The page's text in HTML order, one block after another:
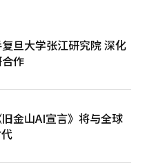
。个人投资者净买入152
上涨约1%，EcoPro上
Robotics上涨约
“今天
表股价在盘后下跌的情况
体股票的强劲表现，预计将继
、NH投资证券、KB金融等
化行情。”※ 本报道经人工
涨4.08%，报1836000韩
2.75%。三星生物制药、三
和3.08%。现代汽车则持
2%，但下午时段全部回升
投资者净买入1449亿韩
和144亿韩元。 科斯达
基（Alteogen）上涨
上涨1.73%，报105900韩
元，Rainbow Robotics大涨
Peptron和HLB分别下跌
旦大学张江研究院 深化
作
金山AI宣言》将与全球